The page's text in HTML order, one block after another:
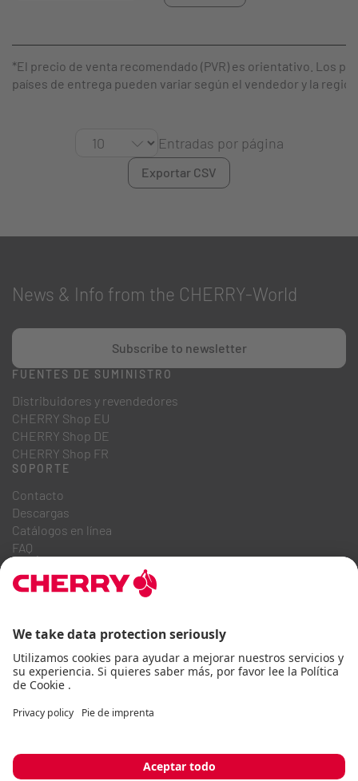
*El precio de venta recomendado (PVR) es orientativo. Los
países de entrega pueden variar según el vendedor y la
Entradas por página
Exportar CSV
News & Info from the CHERRY-World
Subscribe to newsletter
FUENTES DE SUMINISTRO
Distribuidores y revendedores
CHERRY Shop EU
CHERRY Shop DE
CHERRY Shop FR
SOPORTE
Contacto
Descargas
Catálogos en línea
FAQ
Carrera
Código de conducta empresarial
Declaración de accesibilidadCondiciones generalesAvisos de uso
Política de privacidadPie de imprenta